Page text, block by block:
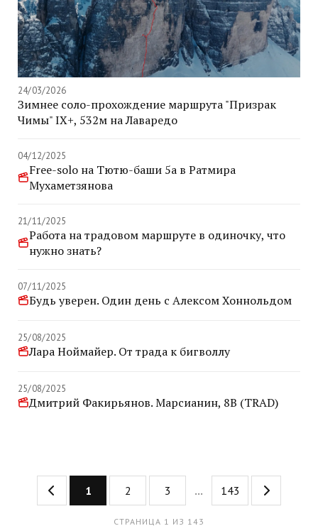
24/03/2026
Зимнее соло-прохождение маршрута "Призрак
Чимы" IX+, 532м на Лаваредо
04/12/2025
Free-solo на Тютю-баши 5а в Ратмира
Мухаметзянова
21/11/2025
Работа на традовом маршруте в одиночку, что
нужно знать?
07/11/2025
Будь уверен. Один день с Алексом Хоннольдом
25/08/2025
Лара Ноймайер. От трада к бигволлу
25/08/2025
Дмитрий Факирьянов. Марсианин, 8B (TRAD)
1 2 3 ... 143
СТРАНИЦА 1 ИЗ 143